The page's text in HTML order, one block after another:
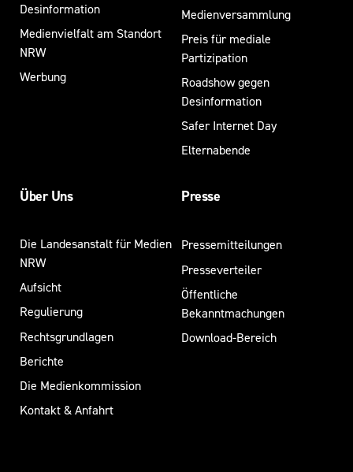
Desinformation
Medienvielfalt am Standort
NRW
Werbung
Medienversammlung
Preis für mediale
Partizipation
Roadshow gegen
Desinformation
Safer Internet Day
Elternabende
Über Uns
Die Landesanstalt für Medien
NRW
Aufsicht
Regulierung
Rechtsgrundlagen
Berichte
Die Medienkommission
Kontakt & Anfahrt
Presse
Pressemitteilungen
Presseverteiler
Öffentliche
Bekanntmachungen
Download-Bereich